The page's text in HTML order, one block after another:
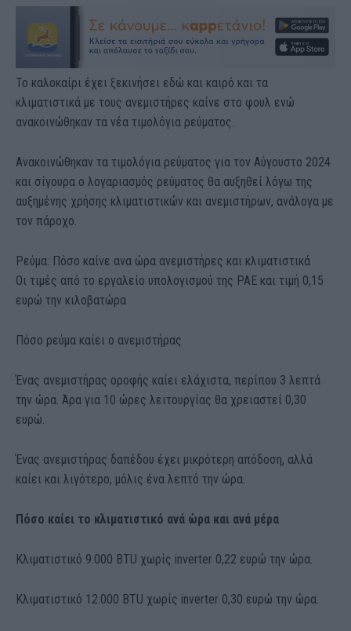
Το καλοκαίρι έχει ξεκινήσει εδώ και καιρό και τα
κλιματιστικά με τους ανεμιστήρες καίνε στο φουλ ενώ
ανακοινώθηκαν τα νέα τιμολόγια ρεύματος.
Ανακοινώθηκαν τα τιμολόγια ρεύματος για τον Αύγουστο 2024
και σίγουρα ο λογαριασμός ρεύματος θα αυξηθεί λόγω της
αυξημένης χρήσης κλιματιστικών και ανεμιστήρων, ανάλογα με
τον πάροχο.
Ρεύμα: Πόσο καίνε ανα ώρα ανεμιστήρες και κλιματιστικά
Οι τιμές από το εργαλείο υπολογισμού της ΡΑΕ και τιμή 0,15
ευρώ την κιλοβατώρα
Πόσο ρεύμα καίει ο ανεμιστήρας
Ένας ανεμιστήρας οροφής καίει ελάχιστα, περίπου 3 λεπτά
την ώρα. Άρα για 10 ώρες λειτουργίας θα χρειαστεί 0,30
ευρώ.
Ένας ανεμιστήρας δαπέδου έχει μικρότερη απόδοση, αλλά
καίει και λιγότερο, μόλις ένα λεπτό την ώρα.
Πόσο καίει το κλιματιστικό ανά ώρα και ανά μέρα
Κλιματιστικό 9.000 BTU χωρίς inverter 0,22 ευρώ την ώρα.
Κλιματιστικό 12.000 BTU χωρίς inverter 0,30 ευρώ την ώρα.